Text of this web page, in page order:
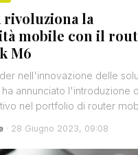
rivoluziona la
mobile con il
M6
nell'innovazione delle
annunciato l'introduzione
nel portfolio di router
· 28 Giugno 2023, 09:08